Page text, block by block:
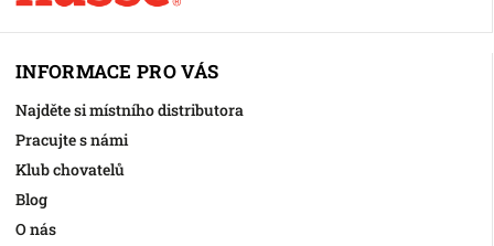
INFORMACE PRO VÁS
Najděte si místního distributora
Pracujte s námi
Klub chovatelů
Blog
O nás